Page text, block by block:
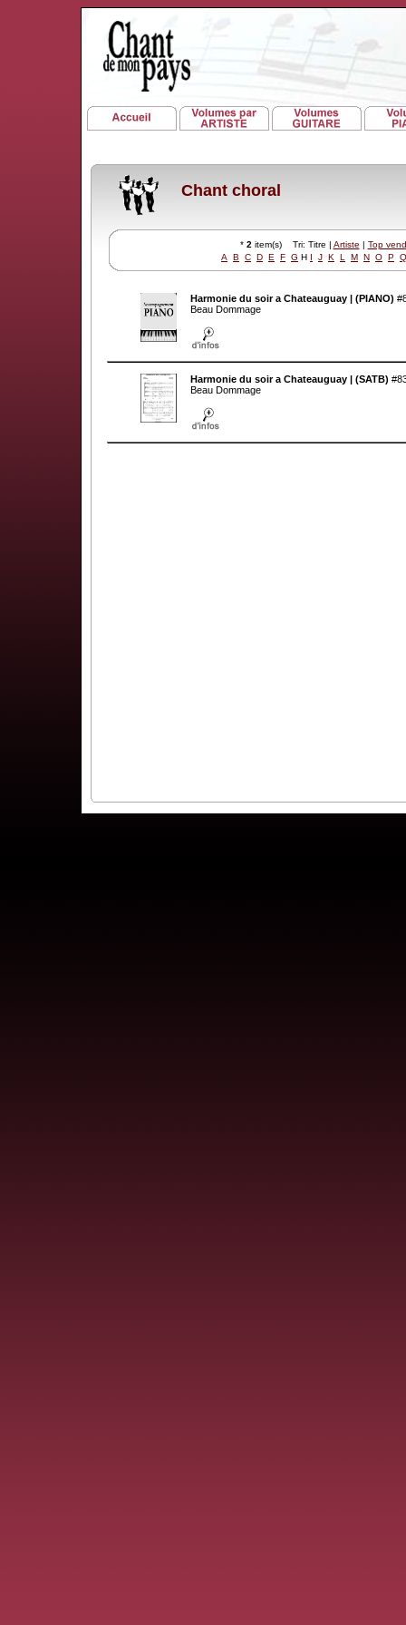
Chant choral
* 2 item(s) Tri: Titre | Artiste | Top
A
B C D E F G H I J K L M N O P Q
Harmonie du soir a Chateauguay | (PIANO)
Beau Dommage
Harmonie du soir a Chateauguay | (SATB)
Beau Dommage